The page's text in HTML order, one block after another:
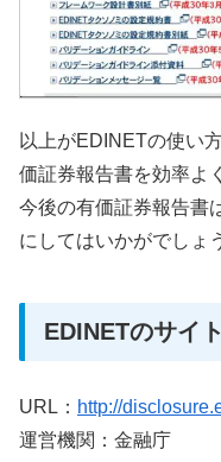
以上がEDINETの使い
価証券報告書を効率よ
今後の有価証券報告書
にしてはいかがでしょ
EDINETのサイ
URL： http://
運営機関：金融庁